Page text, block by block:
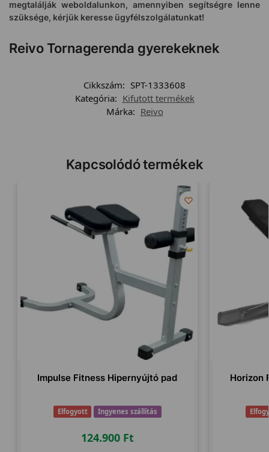
megtalálják weboldalunkon, amennyiben segítségre lenne
szüksége, kérjük keresse ügyfélszolgálatunkat!
Reivo Tornagerenda gyerekeknek
Cikkszám: SPT-1333608
Kategória: Kifutott termékek
Márka: Reivo
Kapcsolódó termékek
Impulse Fitness Hipernyújtó pad
Elfogyott Ingyenes szállítás
124.900 Ft
Horizon